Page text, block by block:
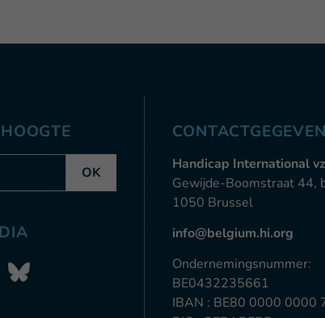
OK
Handicap International
Gewijde-Boomstraat 44,
1050 Brussel
info@belgium.hi.org
Ondernemingsnummer:
BE0432235661
IBAN : BE80 0000 0000